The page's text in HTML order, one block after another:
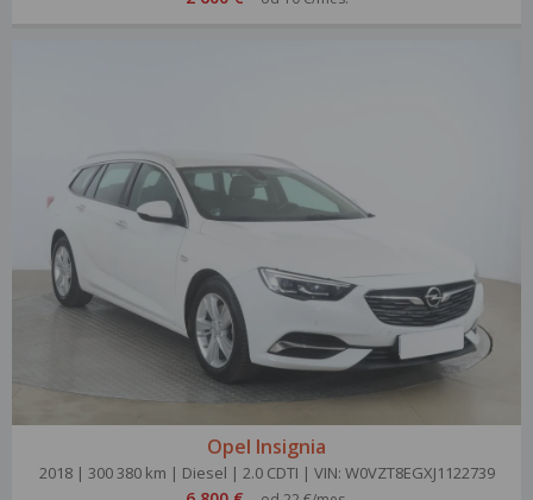
Opel Insignia
2018 | 300 380 km | Diesel | 2.0 CDTI | VIN: W0VZT8EGXJ1122739